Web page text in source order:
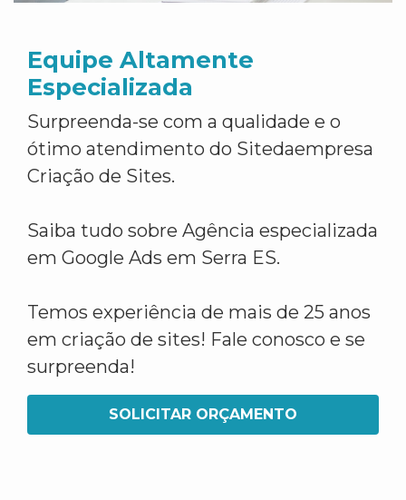
Equipe Altamente
Especializada
Surpreenda-se com a qualidade e o
ótimo atendimento do Sitedaempresa
Criação de Sites.
Saiba tudo sobre Agência especializada
em Google Ads em Serra ES.
Temos experiência de mais de 25 anos
em criação de sites! Fale conosco e se
surpreenda!
SOLICITAR ORÇAMENTO